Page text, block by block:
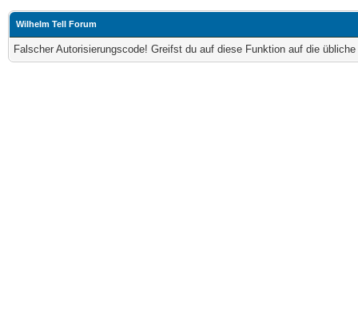
Wilhelm Tell Forum
Falscher Autorisierungscode! Greifst du auf diese Funktion auf die